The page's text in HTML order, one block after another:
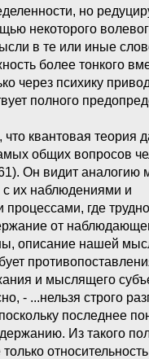
но
некоторого
в те или иные
более тонкого
через психику
полного
квантовая теория
общих вопросов
Он видит аналогию
их наблюдениями и
процессами, где
от
описание нашей
и мыслящего
- ...нельзя строго
последнее
Из такого